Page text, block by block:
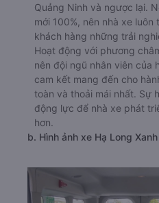
Quảng Ninh và ngược lại.
mới 100%, nên nhà xe
khách hàng những trải
Hoạt động với phương
nên đội ngũ nhân viên của
cam kết mang đến cho
toàn và thoải mái nhất. Sự
động lực để nhà xe phát
hơn.
b. Hình ảnh xe Hạ Long Xanh